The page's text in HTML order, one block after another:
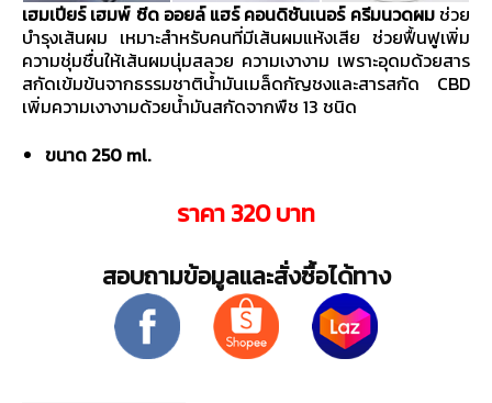
เฮมเปียร์ เฮมพ์ ซีด ออยล์ แฮร์ คอนดิชันเนอร์ ครีมนวดผมช่วย
บำรุงเส้นผม เหมาะสำหรับคนที่มีเส้นผมแห้งเสีย ช่วยฟื้นฟูเพิ่ม
ความชุ่มชื่นให้เส้นผมนุ่มสลวย ความเงางาม เพราะอุดมด้วยสาร
สกัดเข้มข้นจากธรรมชาติน้ำมันเมล็ดกัญชงและสารสกัด CBD
เพิ่มความเงางามด้วยน้ำมันสกัดจากพืช 13 ชนิด
ขนาด 250 ml.
ราคา 320 บาท
สอบถามข้อมูลและสั่งซื้อได้ทาง